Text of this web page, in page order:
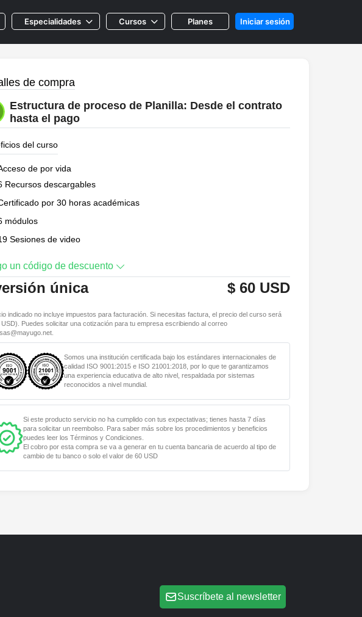
Especialidades Cursos Planes Iniciar sesión
de compra
Estructura de proceso de Planilla: Desde el contrato
hasta el pago
del curso
de por vida
Recursos descargables
por 30 horas académicas
módulos
Sesiones de video
un código de descuento
única $ 60 USD
indicado no incluye impuestos para facturación. Si necesitas factura, el precio del curso será
USD). Puedes solicitar una cotización para tu empresa escribiendo al correo
Somos una institución certificada bajo los estándares internacionales de
calidad ISO 9001:2015 e ISO 21001:2018, por lo que te garantizamos
una experiencia educativa de alto nivel, respaldada por sistemas
reconocidos a nivel mundial.
Si este producto servicio no ha cumplido con tus expectativas; tienes hasta 7 días
para solicitar un reembolso. Para saber más sobre los procedimientos y beneficios
puedes leer los Términos y Condiciones.
El cobro por esta compra se va a generar en tu cuenta bancaria de acuerdo al tipo de
cambio de tu banco o solo el valor de60 USD
Suscríbete al newsletter